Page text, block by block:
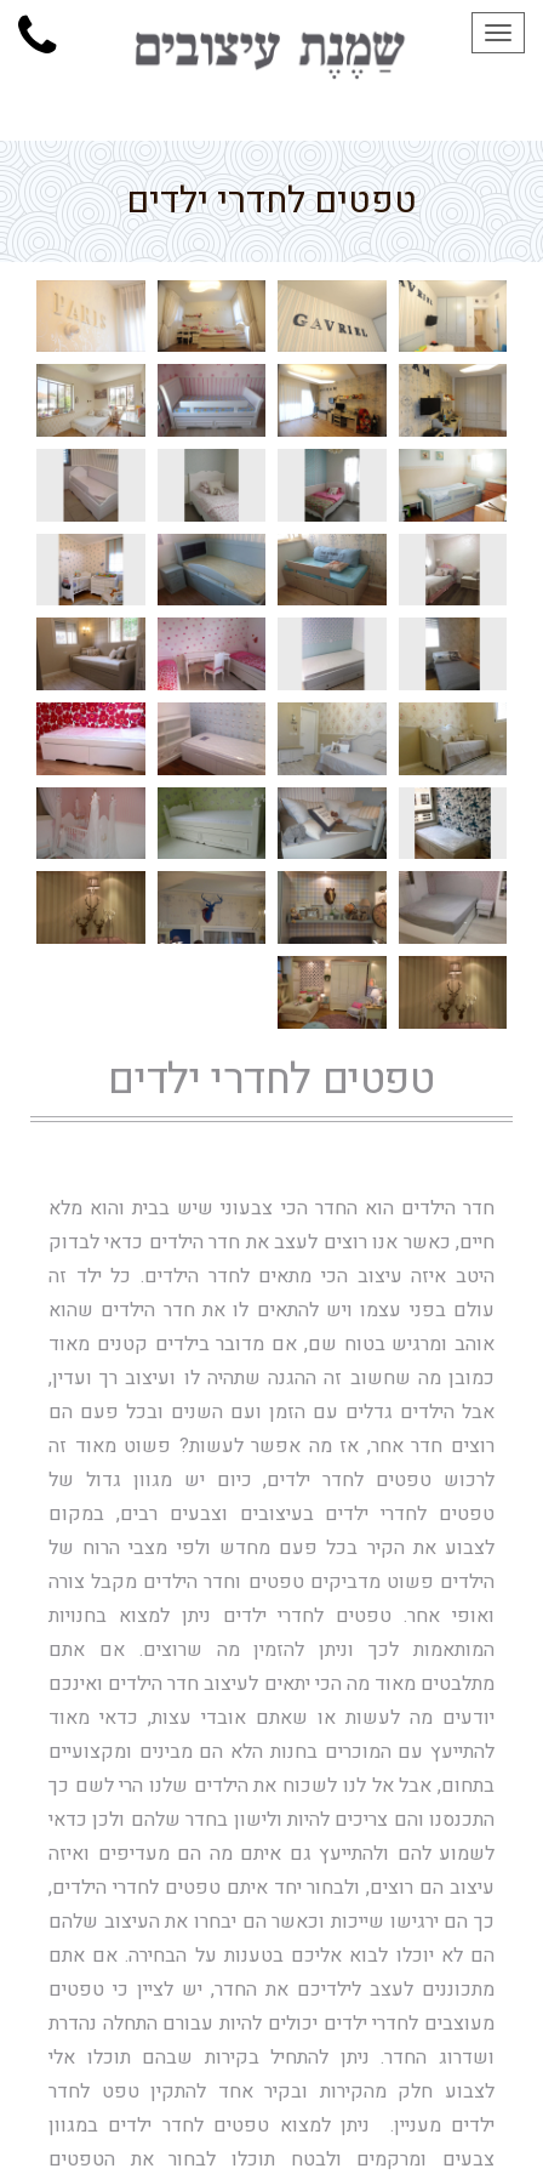
תפריט
טפטים לחדרי ילדים
טפטים לחדרי ילדים
חדר הילדים הוא החדר הכי צבעוני שיש בבית והוא מלא
חיים, כאשר אנו רוצים לעצב את חדר הילדים כדאי לבדוק
היטב איזה עיצוב הכי מתאים לחדר הילדים. כל ילד זה
עולם בפני עצמו ויש להתאים לו את חדר הילדים שהוא
אוהב ומרגיש בטוח שם, אם מדובר בילדים קטנים מאוד
כמובן מה שחשוב זה ההגנה שתהיה לו ועיצוב רך ועדין,
אבל הילדים גדלים עם הזמן ועם השנים ובכל פעם הם
רוצים חדר אחר, אז מה אפשר לעשות? פשוט מאוד זה
לרכוש טפטים לחדר ילדים, כיום יש מגוון גדול של
טפטים לחדרי ילדים בעיצובים וצבעים רבים, במקום
לצבוע את הקיר בכל פעם מחדש ולפי מצבי הרוח של
הילדים פשוט מדביקים טפטים וחדר הילדים מקבל צורה
ואופי אחר. טפטים לחדרי ילדים ניתן למצוא בחנויות
המותאמות לכך וניתן להזמין מה שרוצים. אם אתם
מתלבטים מאוד מה הכי יתאים לעיצוב חדר הילדים ואינכם
יודעים מה לעשות או שאתם אובדי עצות, כדאי מאוד
להתייעץ עם המוכרים בחנות הלא הם מבינים ומקצועיים
בתחום, אבל אל לנו לשכוח את הילדים שלנו הרי לשם כך
התכנסנו והם צריכים להיות ולישון בחדר שלהם ולכן כדאי
לשמוע להם ולהתייעץ גם איתם מה הם מעדיפים ואיזה
עיצוב הם רוצים, ולבחור יחד איתם טפטים לחדרי הילדים,
כך הם ירגישו שייכות וכאשר הם יבחרו את העיצוב שלהם
הם לא יוכלו לבוא אליכם בטענות על הבחירה. אם אתם
מתכוננים לעצב לילדיכם את החדר, יש לציין כי טפטים
מעוצבים לחדרי ילדים יכולים להיות עבורם התחלה נהדרת
ושדרוג החדר. ניתן להתחיל בקירות שבהם תוכלו אלי
לצבוע חלק מהקירות ובקיר אחד להתקין טפט לחדר
ילדים מעניין. ניתן למצוא טפטים לחדר ילדים במגוון
צבעים ומרקמים ולבטח תוכלו לבחור את הטפטים